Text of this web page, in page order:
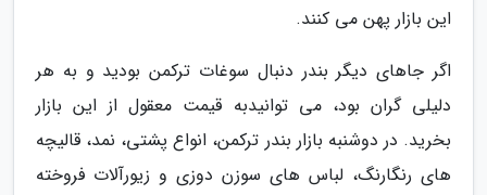
این بازار پهن می کنند.
اگر جاهای دیگر بندر دنبال سوغات ترکمن بودید و به هر
دلیلی گران بود، می توانیدبه قیمت معقول از این بازار
بخرید. در دوشنبه بازار بندر ترکمن، انواع پشتی، نمد، قالیچه
های رنگارنگ، لباس های سوزن دوزی و زیورآلات فروخته